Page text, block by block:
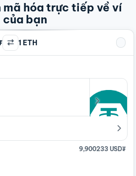
mã hóa trực tiếp về ví
của bạn
1 ETH
9,900233 USD₮